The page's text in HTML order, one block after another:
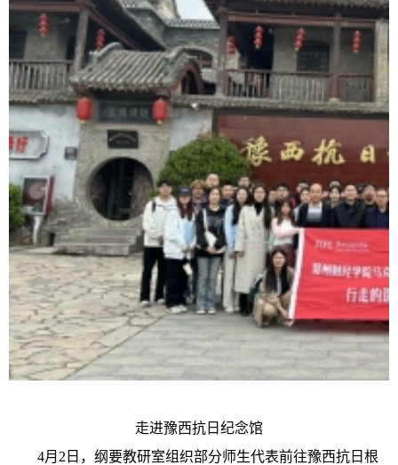
走进豫西抗日纪念馆
4月 2 日， 纲要教研室组织部分师生代表前往豫西抗日根